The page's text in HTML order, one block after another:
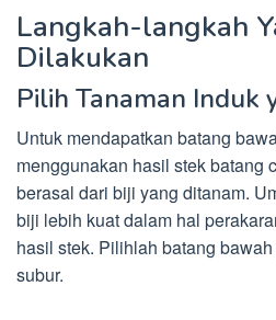
Langkah-langkah
Dilakukan
Pilih Tanaman Induk
Untuk mendapatkan batang
menggunakan hasil stek batang
berasal dari biji yang ditanam.
biji lebih kuat dalam hal
hasil stek. Pilihlah batang
subur.